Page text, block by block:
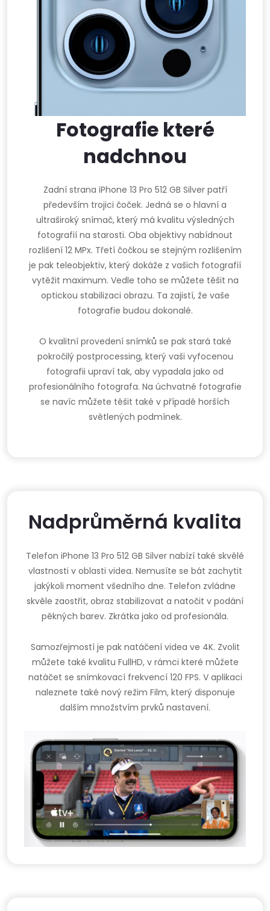
Fotografie které
nadchnou
Zadní strana iPhone 13 Pro 512 GB Silver patří
především trojici čoček. Jedná se o hlavní a
ultraširoký snímač, který má kvalitu výsledných
fotografií na starosti. Oba objektivy nabídnout
rozlišení 12 MPx. Třetí čočkou se stejným rozlišením
je pak teleobjektiv, který dokáže z vašich fotografií
vytěžit maximum. Vedle toho se můžete těšit na
optickou stabilizaci obrazu. Ta zajistí, že vaše
fotografie budou dokonalé.
O kvalitní provedení snímků se pak stará také
pokročilý postprocessing, který vaši vyfocenou
fotografii upraví tak, aby vypadala jako od
profesionálního fotografa. Na úchvatné fotografie
se navíc můžete těšit také v případě horších
světlených podmínek.
Nadprůměrná kvalita
Telefon iPhone 13 Pro 512 GB Silver nabízí také skvělé
vlastnosti v oblasti videa. Nemusíte se bát zachytit
jakýkoli moment všedního dne. Telefon zvládne
skvěle zaostřit, obraz stabilizovat a natočit v podání
pěkných barev. Zkrátka jako od profesionála.
Samozřejmostí je pak natáčení videa ve 4K. Zvolit
můžete také kvalitu FullHD, v rámci které můžete
natáčet se snímkovací frekvencí 120 FPS. V aplikaci
naleznete také nový režim Film, který disponuje
dalším množstvím prvků nastavení.